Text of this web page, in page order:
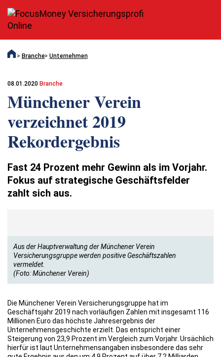
Branche Unternehmen
08.01.2020 Branche
Münchener Verein
verzeichnet 2019
Rekordergebnis
Fast 24 Prozent mehr Gewinn als im Vorjahr.
Fokus auf strategische Geschäftsfelder
zahlt sich aus.
Aus der Hauptverwaltung der Münchener Verein
Versicherungsgruppe werden positive Geschäftszahlen
vermeldet.
(Foto: Münchener Verein)
Die Münchener Verein Versicherungsgruppe hat im
Geschäftsjahr 2019 nach vorläufigen Zahlen mit insgesamt 116
Millionen Euro das höchste Jahresergebnis der
Unternehmensgeschichte erzielt. Das entspricht einer
Steigerung von 23,9 Prozent im Vergleich zum Vorjahr. Ursächlich
hierfür ist laut Unternehmensangaben insbesondere das sehr